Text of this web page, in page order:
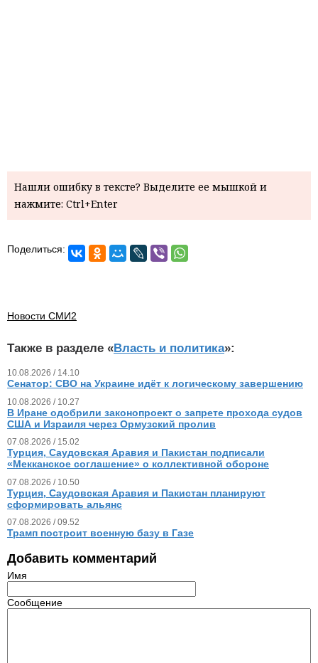
Нашли ошибку в тексте? Выделите ее мышкой и
нажмите: Ctrl+Enter
Поделиться:
Новости СМИ2
Также в разделе «Власть и политика»:
10.08.2026 / 14.10
Сенатор: СВО на Украине идёт к логическому завершению
10.08.2026 / 10.27
В Иране одобрили законопроект о запрете прохода судов
США и Израиля через Ормузский пролив
07.08.2026 / 15.02
Турция, Саудовская Аравия и Пакистан подписали
«Мекканское соглашение» о коллективной обороне
07.08.2026 / 10.50
Турция, Саудовская Аравия и Пакистан планируют
сформировать альянс
07.08.2026 / 09.52
Трамп построит военную базу в Газе
Добавить комментарий
Имя
Сообщение